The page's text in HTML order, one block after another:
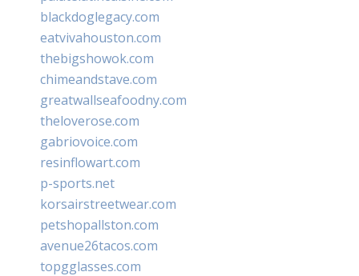
blackdoglegacy.com
eatvivahouston.com
thebigshowok.com
chimeandstave.com
greatwallseafoodny.com
theloverose.com
gabriovoice.com
resinflowart.com
p-sports.net
korsairstreetwear.com
petshopallston.com
avenue26tacos.com
topgglasses.com